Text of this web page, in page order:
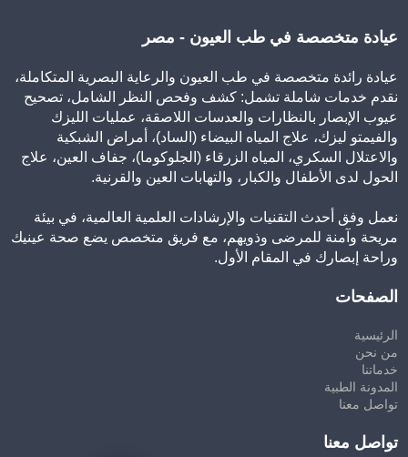
عيادة متخصصة في طب العيون - مصر
عيادة رائدة متخصصة في طب العيون والرعاية البصرية المتكاملة،
نقدم خدمات شاملة تشمل: كشف وفحص النظر الشامل، تصحيح
عيوب الإبصار بالنظارات والعدسات اللاصقة، عمليات الليزك
والفيمتو ليزك، علاج المياه البيضاء (الساد)، أمراض الشبكية
والاعتلال السكري، المياه الزرقاء (الجلوكوما)، جفاف العين، علاج
الحول لدى الأطفال والكبار، والتهابات العين والقرنية.
نعمل وفق أحدث التقنيات والإرشادات العلمية العالمية، في بيئة
مريحة وآمنة للمرضى وذويهم، مع فريق متخصص يضع صحة عينيك
وراحة إبصارك في المقام الأول.
الصفحات
الرئيسية
من نحن
خدماتنا
المدونة الطبية
تواصل معنا
تواصل معنا